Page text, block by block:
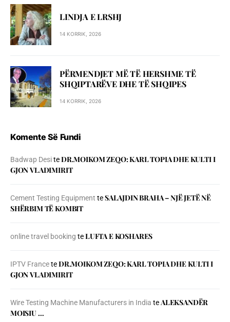
LINDJA E LRSHJ
14 KORRIK, 2026
PËRMENDJET MË TË HERSHME TË
SHQIPTARËVE DHE TË SHQIPES
14 KORRIK, 2026
Komente Së Fundi
Badwap DesiteDR.MOIKOM ZEQO: KARL TOPIA DHE KULTI I
GJON VLADIMIRIT
Cement Testing Equipment teSALAJDIN BRAHA – NJЁ JETЁ NЁ
SHЁRBIM TЁ KOMBIT
online travel booking teLUFTA E KOSHARES
IPTV FranceteDR.MOIKOM ZEQO: KARL TOPIA DHE KULTI I
GJON VLADIMIRIT
Wire Testing Machine Manufacturers in India teALEKSANDËR
MOISIU …